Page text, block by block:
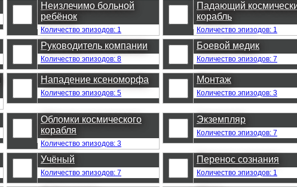
Неизлечимо больной
ребёнок
Количество эпизодов: 1
Падающий
корабль
Количество эпизодов: 1
Руководитель компании
Количество эпизодов: 8
Боевой медик
Количество эпизодов: 7
Нападение ксеноморфа
Количество эпизодов: 5
Монтаж
Количество эпизодов: 3
Обломки космического
корабля
Количество эпизодов: 3
Экземпляр
Количество эпизодов: 7
Учёный
Количество эпизодов: 7
Перенос сознания
Количество эпизодов: 1